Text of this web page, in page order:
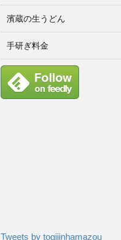
濱蔵の生うどん
手研ぎ料金
Tweets by togijinhamazou